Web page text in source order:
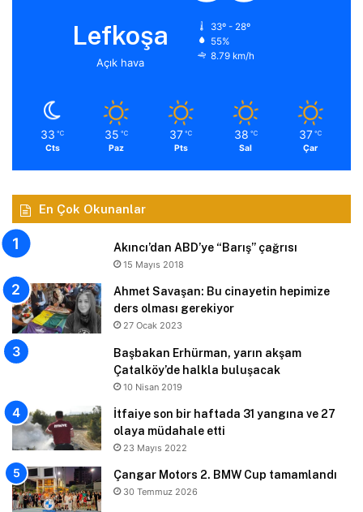
Lefkoşa
Açık hava
33º - 28º
55%
8.79 km/h
33 ℃
Cts
35 ℃
Paz
37 ℃
Pts
38 ℃
Sal
37 ℃
Çar
En Çok Okunanlar
Akıncı’dan ABD’ye “Barış” çağrısı
15 Mayıs 2018
Ahmet Savaşan: Bu cinayetin hepimize
ders olması gerekiyor
27 Ocak 2023
Başbakan Erhürman, yarın akşam
Çatalköy’de halkla buluşacak
10 Nisan 2019
İtfaiye son bir haftada 31 yangına ve 27
olaya müdahale etti
23 Mayıs 2022
Çangar Motors 2. BMW Cup tamamlandı
30 Temmuz 2026